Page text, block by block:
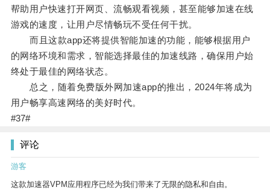
帮助用户快速打开网页、流畅观看视频，甚至能够加速在线
游戏的速度，让用户尽情畅玩不受任何干扰。
而且这款app还将提供智能加速的功能，能够根据用户
的网络环境和需求，智能选择最佳的加速线路，确保用户始
终处于最佳的网络状态。
总之，随着免费版外网加速app的推出，2024年将成为
用户畅享高速网络的美好时代。
#37#
评论
游客
这款加速器VPM应用程序已经为我们带来了无限的隐私和自由。